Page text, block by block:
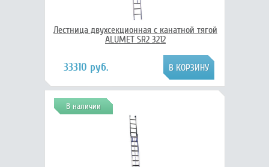
Лестница двухсекционная с канатной тягой
ALUMET SR2 3212
33310 руб.
В наличии